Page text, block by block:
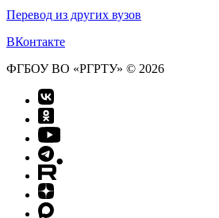
Перевод из других вузов
ВКонтакте
ФГБОУ ВО «РГРТУ» © 2026